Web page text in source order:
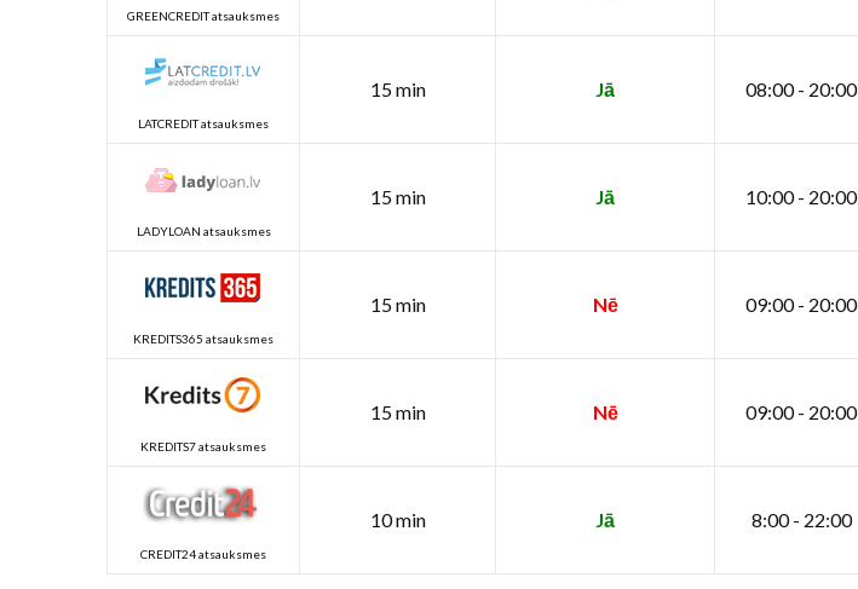
GREENCREDIT atsauksmes
LATCREDIT atsauksmes
15 min Jā 08:00 - 20:00
LADYLOAN atsauksmes
15 min Jā 10:00 - 20:00
KREDITS365 atsauksmes
15 min Nē 09:00 - 20:00
KREDITS7 atsauksmes
15 min Nē 09:00 - 20:00
CREDIT24 atsauksmes
10 min Jā 8:00 - 22:00